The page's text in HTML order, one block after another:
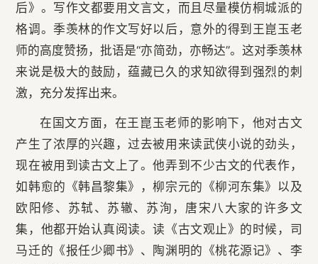
后》。写作文都要用文言文，而且尽量模仿桐城派的
格调。季羡林的作文写好以后，意外的得到王崑玉老
师的高度赞扬，批语是“亦简劲，亦畅达”。这对季羡林
来说是极大的鼓励，蕴藏已久的求知欲得到强烈的刺
激，充分发挥出来。
在国文方面，在王崑玉老师的影响下，他对古文
产生了浓厚的兴趣，过去被用来读武侠小说的劲头，
现在被用到读古文上了。他弄到不少古文的代表作，
如韩愈的《韩昌黎集》，柳宗元的《柳河东集》以及
欧阳修、苏轼、苏辙、苏洵，唐宋八大家的许多文
集，他都开始认真阅读。读《古文观止》的时候，司
马迁的《报任少卿书》、陶渊明的《桃花源记》、李